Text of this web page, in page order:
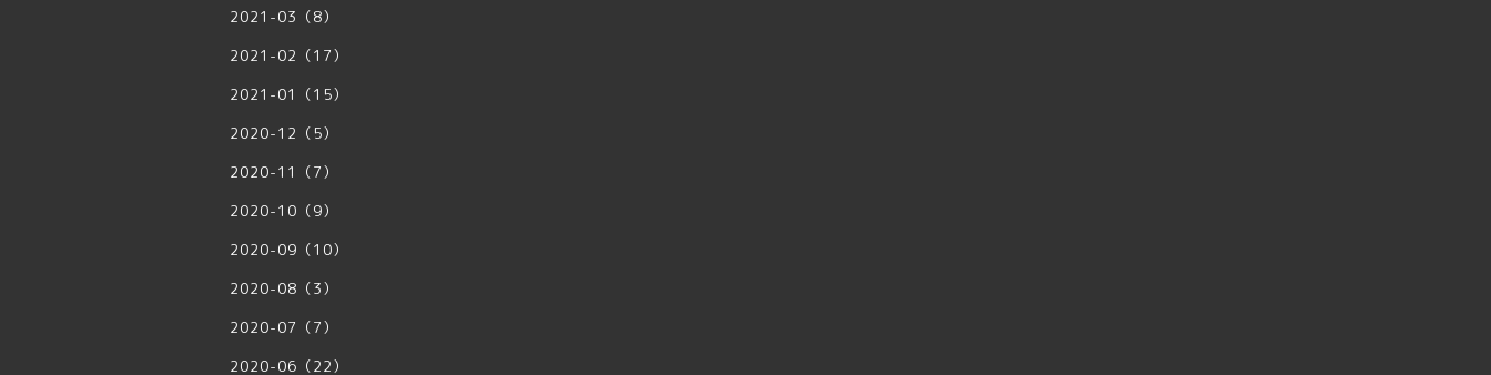
2021-03（8）
2021-02（17）
2021-01（15）
2020-12（5）
2020-11（7）
2020-10（9）
2020-09（10）
2020-08（3）
2020-07（7）
2020-06（22）